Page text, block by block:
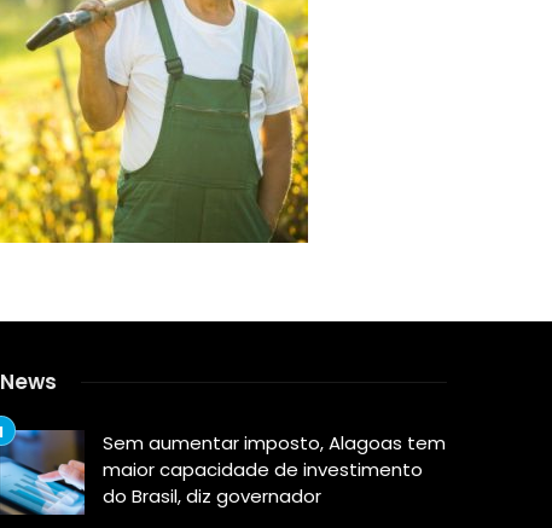
News
Sem aumentar imposto, Alagoas tem
maior capacidade de investimento
do Brasil, diz governador